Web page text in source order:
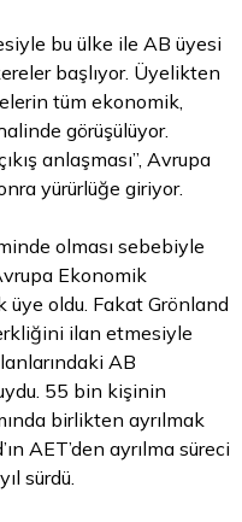
bu ülke ile AB üyesi
başlıyor. Üyelikten
tüm ekonomik,
görüşülüyor.
anlaşması”, Avrupa
yürürlüğe giriyor.
olması sebebiyle
Ekonomik
üye oldu. Fakat Grönland
ilan etmesiyle
AB
55 bin kişinin
birlikten ayrılmak
AET’den ayrılma süreci
sürdü.